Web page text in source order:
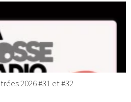
2026 #31 et #32